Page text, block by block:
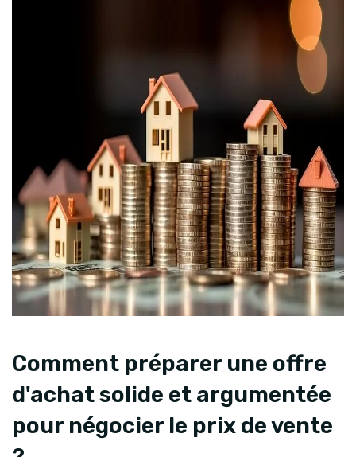
Comment préparer une offre
d'achat solide et argumentée
pour négocier le prix de vente